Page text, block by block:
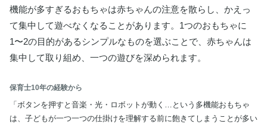
機能が多すぎるおもちゃは赤ちゃんの注意を散らし、かえっ
て集中して遊べなくなることがあります。1つのおもちゃに
1〜2の目的があるシンプルなものを選ぶことで、赤ちゃんは
集中して取り組め、一つの遊びを深められます。
保育士10年の経験から
「ボタンを押すと音楽・光・ロボットが動く…という多機能おもちゃ
は、子どもが一つ一つの仕掛けを理解する前に飽きてしまうことが多い